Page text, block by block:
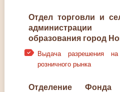
Отдел торговли и
администрации
образования город
Выдача разрешения на
розничного рынка
Отделение Фонда